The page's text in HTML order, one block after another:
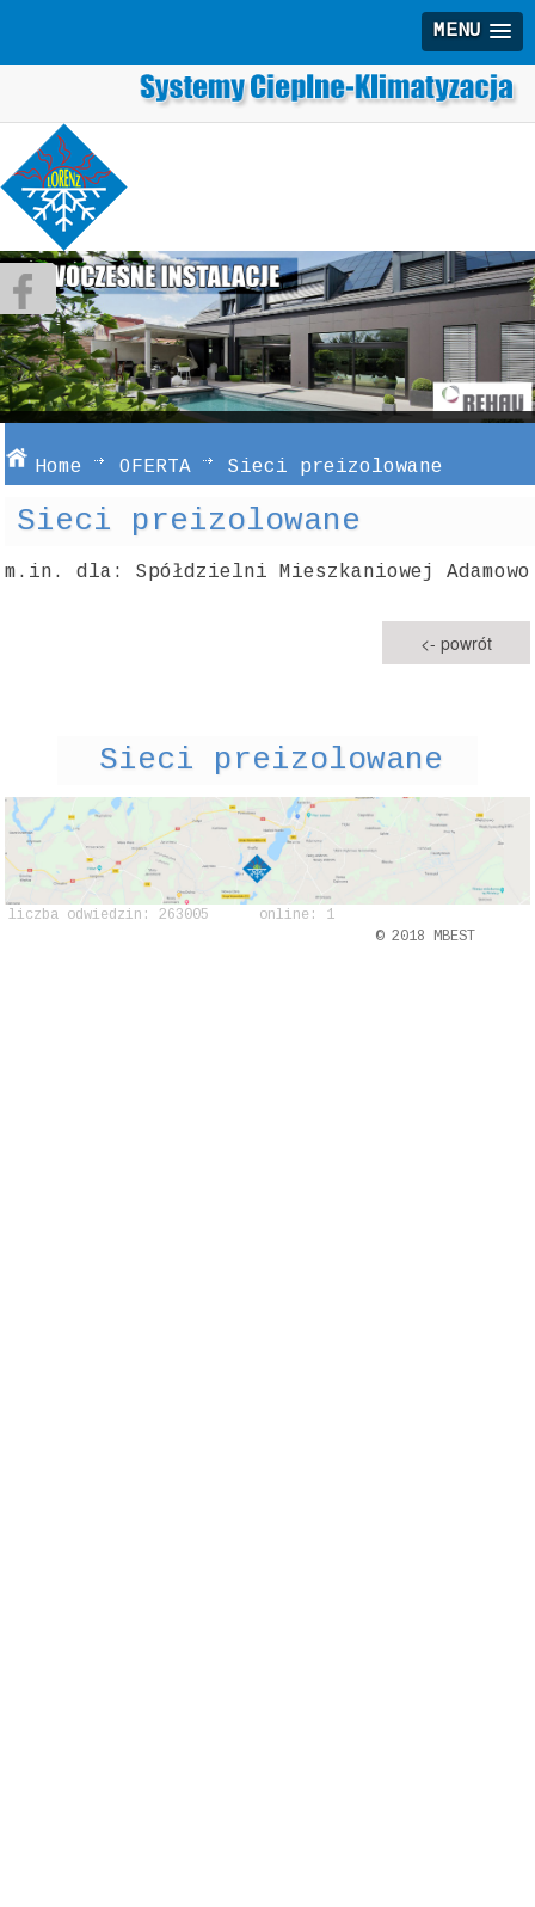
MENU
Home OFERTA Sieci preizolowane
Sieci preizolowane
m.in. dla: Spółdzielni Mieszkaniowej
<- powrót
Sieci preizolowane
liczba odwiedzin: 263005 online: 1
© 2018 MBEST